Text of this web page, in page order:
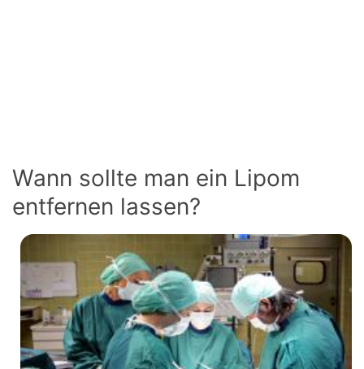
Wann sollte man ein Lipom
entfernen lassen?